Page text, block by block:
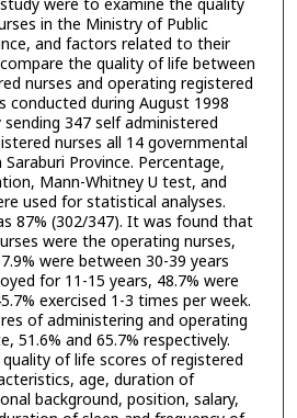
were to examine the quality
in the Ministry of Public
and factors related to their
the quality of life between
nurses and operating registered
conducted during August 1998
347 self administered
nurses all 14 governmental
Province. Percentage,
Mann-Whitney U test, and
used for statistical analyses.
87% (302/347). It was found that
were the operating nurses,
were between 30-39 years
for 11-15 years, 48.7% were
exercised 1-3 times per week.
of administering and operating
51.6% and 65.7% respectively.
of life scores of registered
age, duration of
background, position, salary,